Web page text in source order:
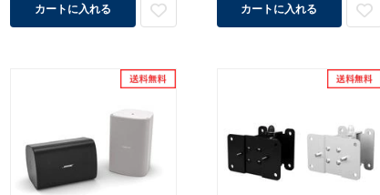
カートに入れる カートに入れる